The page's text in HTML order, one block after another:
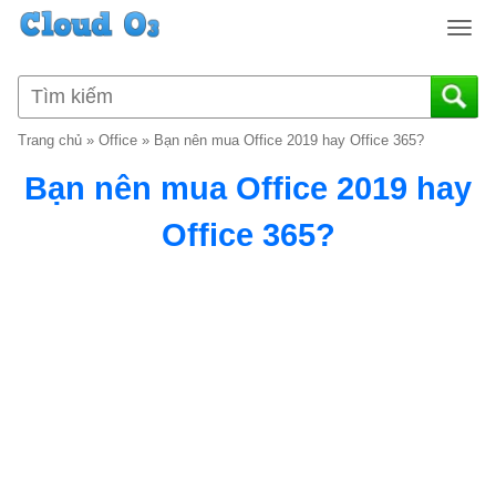
T
g
g
a
Trang chủ » Office » Bạn nên mua Office 2019 hay Office 365?
Bạn nên mua Office 2019 hay
Office 365?